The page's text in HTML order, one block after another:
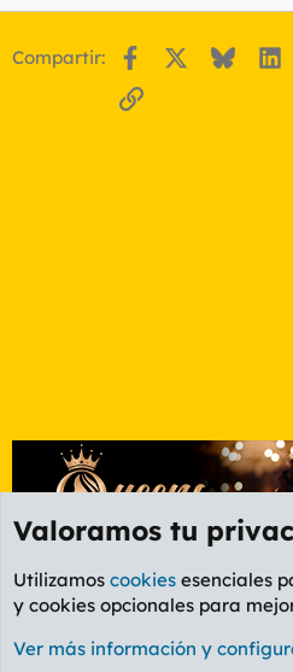
Compartir: Facebook Bluesky
Enlace
Foro General
Cookies
PL OLDSTYLE
Valoramos tu
Utilizamos cookies esenciales
y cookies opcionales para
Ver más información y